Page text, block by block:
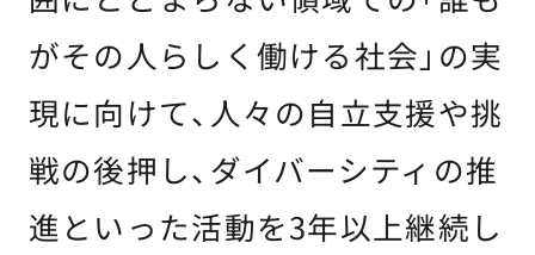
がその人らしく働ける社会」の実
現に向けて、人々の自立支援や挑
戦の後押し、ダイバーシティの推
進といった活動を3年以上継続し